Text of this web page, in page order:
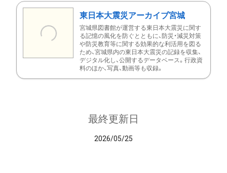
東日本大震災アーカイブ宮城
宮城県図書館が運営する東日本大震災に関す
る記憶の風化を防ぐとともに、防災・減災対策
や防災教育等に関する効果的な利活用を図る
ため、宮城県内の東日本大震災の記録を収集、
デジタル化し、公開するデータベース。行政資
料のほか、写真、動画等も収録。
最終更新日
2026/05/25